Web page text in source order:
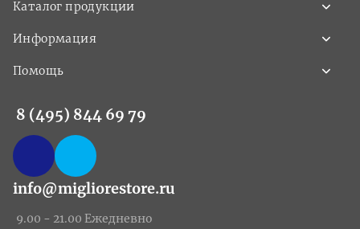
Каталог продукции
Информация
Помощь
8 (495) 844 69 79
info@migliorestore.ru
9.00 - 21.00 Ежедневно